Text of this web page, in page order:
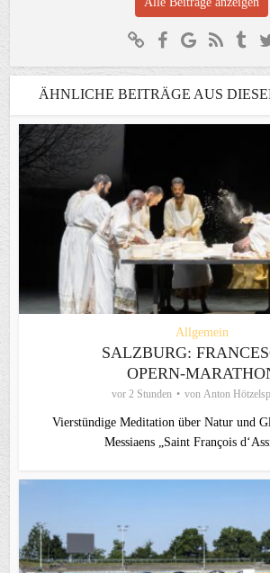
ÄHNLICHE BEITRÄGE AUS
Allgemein
SALZBURG:
OPERN-
vor 2 Stunden von Anton
Vierstündige Meditation über Natur und
Messiaens „Saint François